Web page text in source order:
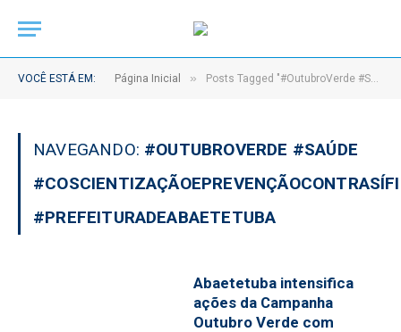
VOCÊ ESTÁ EM: Página Inicial » Posts Tagged "#OutubroVerde #Saúde #CoscientizaçãoEPrevençãoContraSífilis #PrefeituraDeAbaetetuba"
NAVEGANDO: #OUTUBROVERDE #SAÚDE
#PREFEITURADEABAETETUBA
Abaetetuba intensifica
ações da Campanha
Outubro Verde com